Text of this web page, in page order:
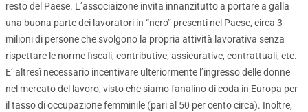
resto del Paese. L’associaizone invita innanzitutto a portare a galla
una buona parte dei lavoratori in “nero” presenti nel Paese, circa 3
milioni di persone che svolgono la propria attività lavorativa senza
rispettare le norme fiscali, contributive, assicurative, contrattuali, etc.
E’ altresì necessario incentivare ulteriormente l’ingresso delle donne
nel mercato del lavoro, visto che siamo fanalino di coda in Europa per
il tasso di occupazione femminile (pari al 50 per cento circa). Inoltre,